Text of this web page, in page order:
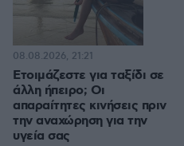
Ετοιμάζεστε για ταξίδι σε
άλλη ήπειρο; Οι
απαραίτητες κινήσεις πριν
την αναχώρηση για την
υγεία σας
08.08.2026, 21:21